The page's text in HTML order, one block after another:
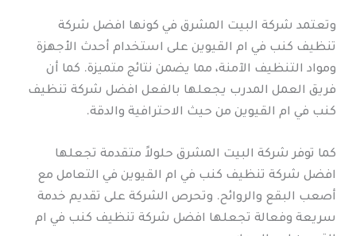
وتعتمد شركة البيت المشرق في كونها افضل شركة
تنظيف كنب في ام القيوين على استخدام أحدث الأجهزة
ومواد التنظيف الآمنة، مما يضمن نتائج متميزة. كما أن
فريق العمل المدرب يجعلها بالفعل افضل شركة تنظيف
كنب في ام القيوين من حيث الاحترافية والدقة.
كما توفر شركة البيت المشرق حلولاً متقدمة تجعلها
افضل شركة تنظيف كنب في ام القيوين في التعامل مع
أصعب البقع والروائح. وتحرص الشركة على تقديم خدمة
سريعة وفعالة تجعلها افضل شركة تنظيف كنب في ام